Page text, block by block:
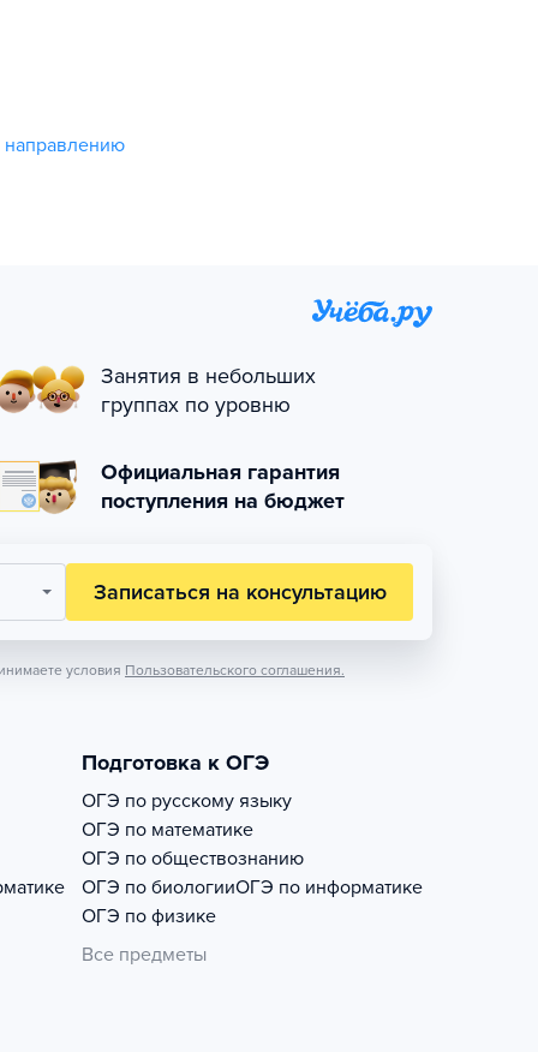
направлению
Занятия в небольших
группах по уровню
Официальная гарантия
поступления на бюджет
Записаться на консультацию
условия Пользовательского соглашения.
Подготовка к ОГЭ
ОГЭ по русскому языку
ОГЭ по математике
ОГЭ по обществознанию
ОГЭ по биологииОГЭ по информатике
ОГЭ по физике
Все предметы